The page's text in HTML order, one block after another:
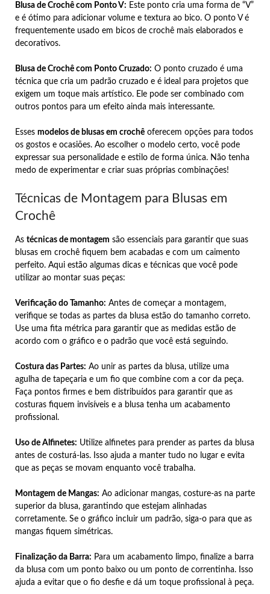
Blusa de Crochê com Ponto V: Este ponto cria uma forma de “V”
e é ótimo para adicionar volume e textura ao bico. O ponto V é
frequentemente usado em bicos de crochê mais elaborados e
decorativos.
Blusa de Crochê com Ponto Cruzado: O ponto cruzado é uma
técnica que cria um padrão cruzado e é ideal para projetos que
exigem um toque mais artístico. Ele pode ser combinado com
outros pontos para um efeito ainda mais interessante.
Esses modelos de blusas em crochê oferecem opções para todos
os gostos e ocasiões. Ao escolher o modelo certo, você pode
expressar sua personalidade e estilo de forma única. Não tenha
medo de experimentar e criar suas próprias combinações!
Técnicas de Montagem para Blusas em
Crochê
As técnicas de montagem são essenciais para garantir que suas
blusas em crochê fiquem bem acabadas e com um caimento
perfeito. Aqui estão algumas dicas e técnicas que você pode
utilizar ao montar suas peças:
Verificação do Tamanho: Antes de começar a montagem,
verifique se todas as partes da blusa estão do tamanho correto.
Use uma fita métrica para garantir que as medidas estão de
acordo com o gráfico e o padrão que você está seguindo.
Costura das Partes: Ao unir as partes da blusa, utilize uma
agulha de tapeçaria e um fio que combine com a cor da peça.
Faça pontos firmes e bem distribuídos para garantir que as
costuras fiquem invisíveis e a blusa tenha um acabamento
profissional.
Uso de Alfinetes: Utilize alfinetes para prender as partes da blusa
antes de costurá-las. Isso ajuda a manter tudo no lugar e evita
que as peças se movam enquanto você trabalha.
Montagem de Mangas: Ao adicionar mangas, costure-as na parte
superior da blusa, garantindo que estejam alinhadas
corretamente. Se o gráfico incluir um padrão, siga-o para que as
mangas fiquem simétricas.
Finalização da Barra: Para um acabamento limpo, finalize a barra
da blusa com um ponto baixo ou um ponto de correntinha. Isso
ajuda a evitar que o fio desfie e dá um toque profissional à peça.